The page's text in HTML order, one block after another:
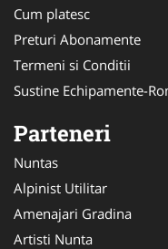
Cum platesc
Preturi Abonamente
Termeni si Conditii
Sustine Echipamente-
Parteneri
Nuntas
Alpinist Utilitar
Amenajari Gradina
Artisti Nunta